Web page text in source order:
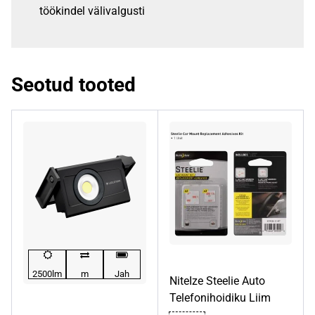
töökindel välivalgusti
Seotud tooted
2500lm m Jah
NiteIze Steelie Auto
Telefonihoidiku Liim